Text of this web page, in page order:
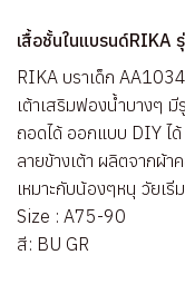
เสื้อชั้นในแบรนด์RIKA
RIKA บราเด็ก
เต้าเสริมฟองน้ำบางๆ มี
ถอดได้ ออกแบบ DIY ไ
ลายข้างเต้า ผลิตจากผ้
เหมาะกับน้องๆหนุ วัยเ
Size : A75-90
สี: BU GR